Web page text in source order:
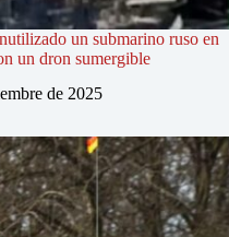
un submarino ruso en
un dron sumergible
de 2025